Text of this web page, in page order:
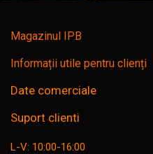
Magazinul IPB
Informații utile pentru clienți
Date comerciale
Suport clienti
L-V: 10:00-16:00